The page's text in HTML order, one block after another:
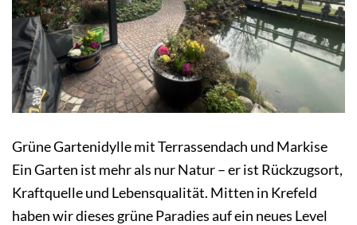
Grüne Gartenidylle mit Terrassendach und Markise
Ein Garten ist mehr als nur Natur – er ist Rückzugsort,
Kraftquelle und Lebensqualität. Mitten in Krefeld
haben wir dieses grüne Paradies auf ein neues Level